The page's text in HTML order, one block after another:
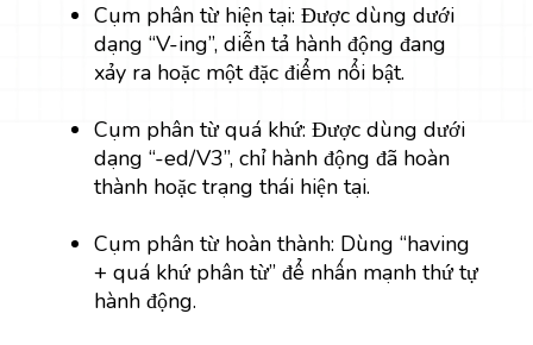
Cụm phân từ hiện tại: Được dùng dưới
dạng “V-ing”, diễn tả hành động đang
xảy ra hoặc một đặc điểm nổi bật.
Cụm phân từ quá khứ: Được dùng dưới
dạng “-ed/V3”, chỉ hành động đã hoàn
thành hoặc trạng thái hiện tại.
Cụm phân từ hoàn thành: Dùng “having
+ quá khứ phân từ” để nhấn mạnh thứ tự
hành động.